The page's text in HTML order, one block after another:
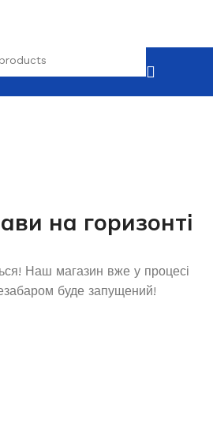
на горизонті
Наш магазин вже у процесі
буде запущений!